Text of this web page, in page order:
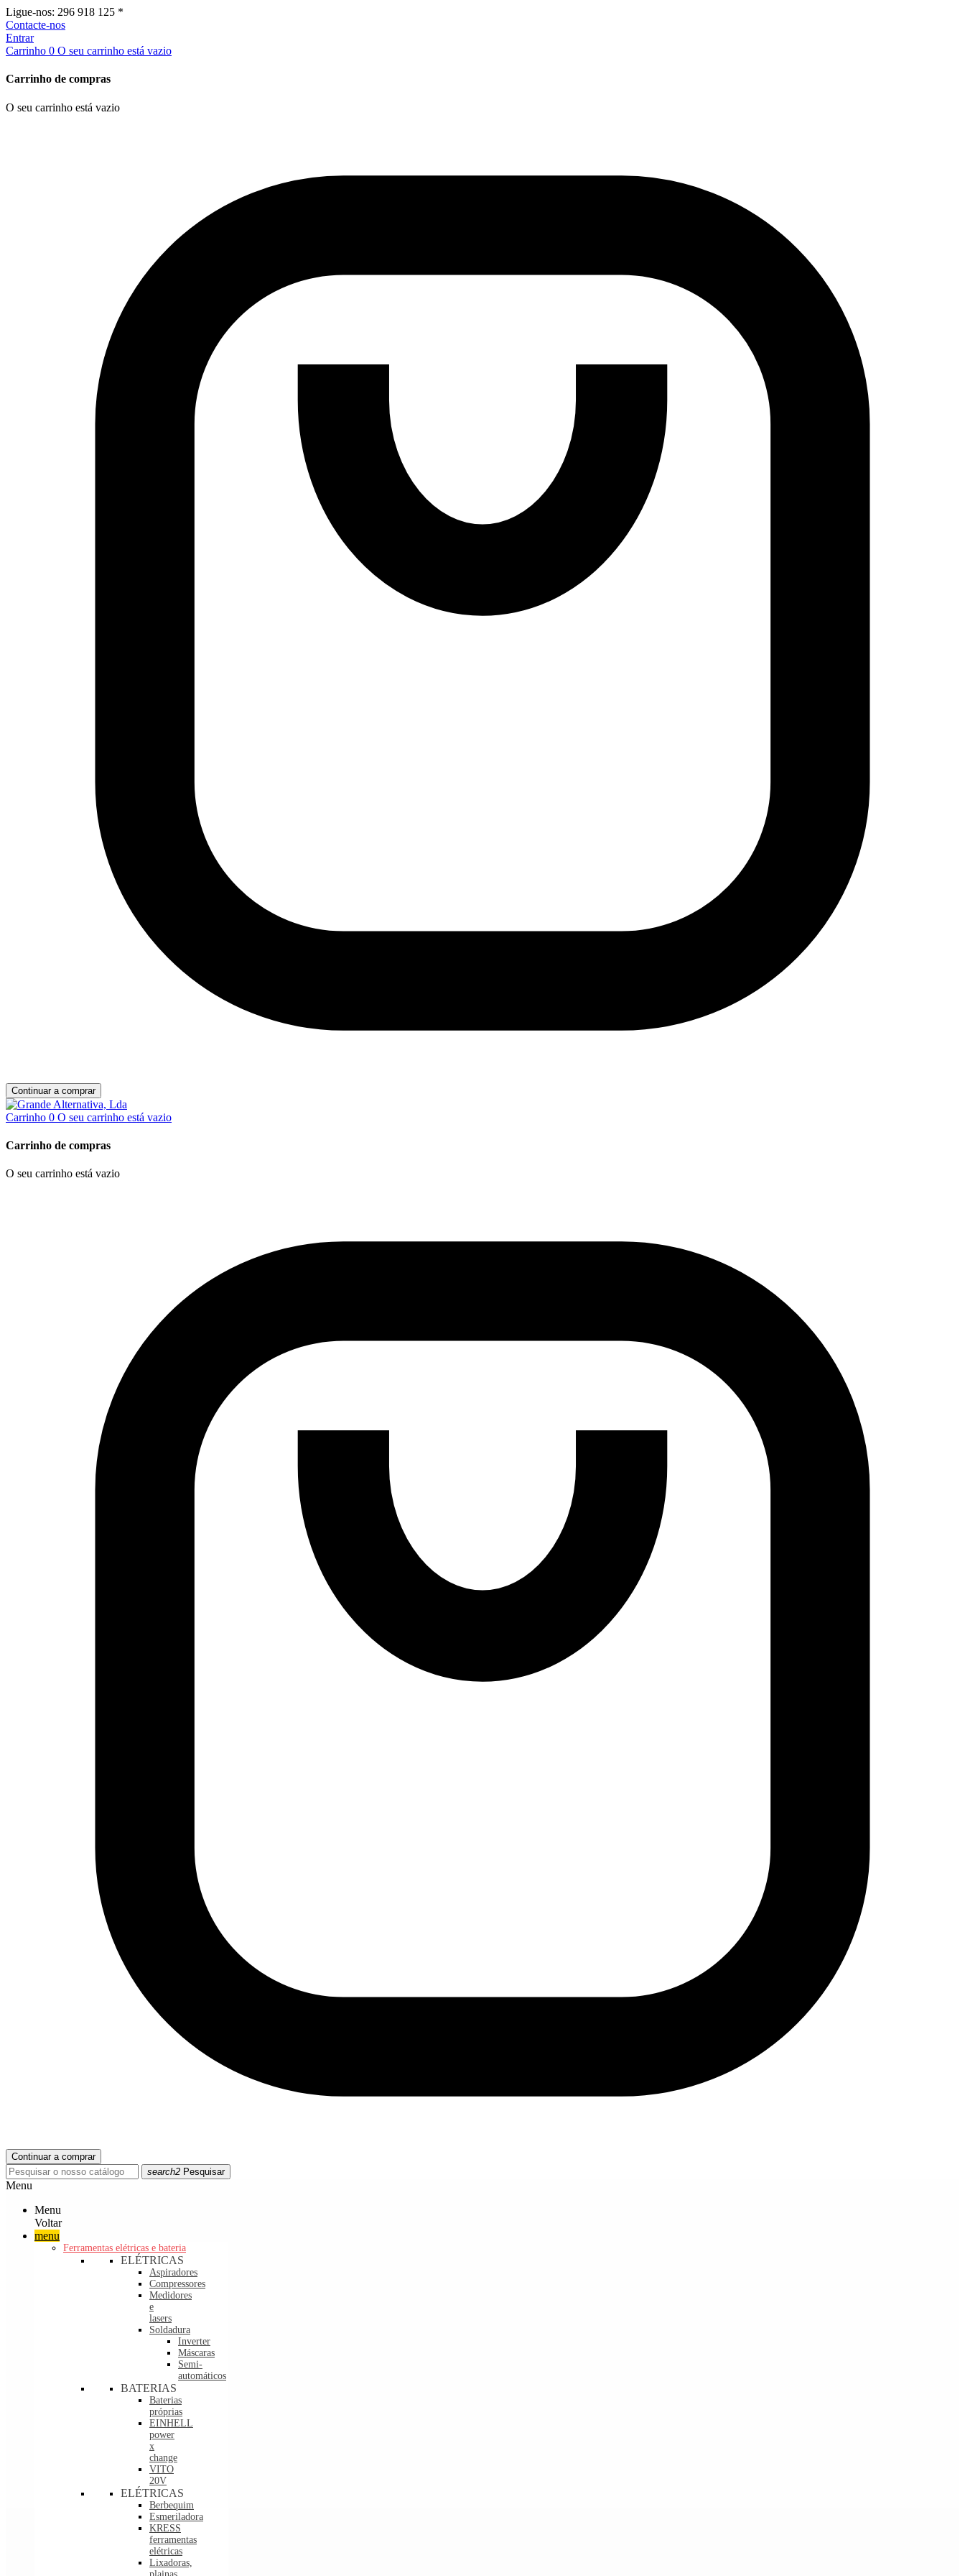
Ligue-nos: 296 918 125 *
Contacte-nos
Entrar
Carrinho 0 O seu carrinho está vazio
Carrinho de compras
O seu carrinho está vazio
Continuar a comprar
Carrinho 0 O seu carrinho está vazio
Carrinho de compras
O seu carrinho está vazio
Continuar a comprar
search2 Pesquisar
Menu
Menu
Voltar
menu
Ferramentas elétricas e bateria
ELÉTRICAS
Aspiradores
Compressores
Medidores
e
lasers
Soldadura
Inverter
Máscaras
Semi-
automáticos
BATERIAS
Baterias
próprias
EINHELL
power
x
change
VITO
20V
ELÉTRICAS
Berbequim
Esmeriladora
KRESS
ferramentas
elétricas
Lixadoras,